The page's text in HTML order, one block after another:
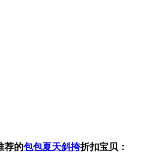
荐的包包夏天斜挎折扣宝贝：